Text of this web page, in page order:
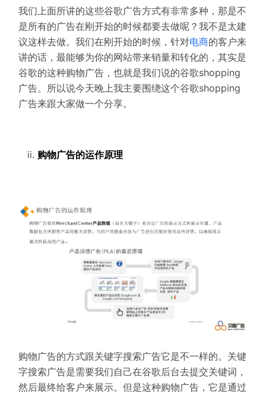
享
我们上面所讲的这些谷歌广告方式有非常多种，那是不
是所有的广告在刚开始的时候都要去做呢？ 我不是太建
议这样去做。 我们在刚开始的时候，针对电商的客户来
讲的话，最能够为你的网站带来销量和转化的，其实是
谷歌的这种购物广告，也就是我们说的谷歌shopping
广告。 所以说今天晚上我主要围绕这个谷歌shopping
广告来跟大家做一个分享。
购物广告的运作原理
购物广告的方式跟关键字搜索广告它是不一样的。 关键
字搜索广告是需要我们自己在谷歌后台去提交关键词，
然后最终给客户来展示。 但是这种购物广告，它是通过